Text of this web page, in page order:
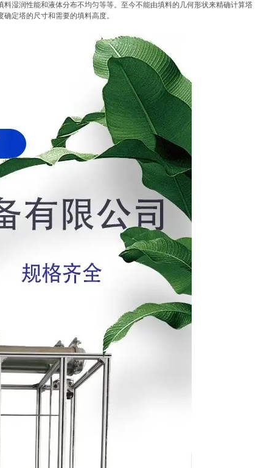
湿润性能和液体分布不均匀等等。至今不能由填料的几何形状来精确计算塔
定塔的尺寸和需要的填料高度。